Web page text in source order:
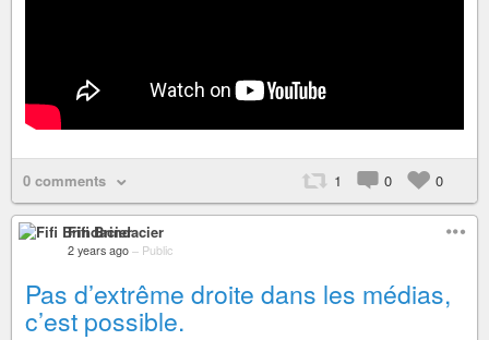
0 comments 1 0 0
Fifi Brindacier
2 years ago – Public
Pas d’extrême droite dans les médias,
c’est possible.